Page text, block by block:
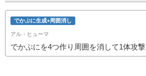
でかぷに生成+周囲消し
アル・ヒューマ
でかぷにを4つ作り周囲を消して1体攻撃